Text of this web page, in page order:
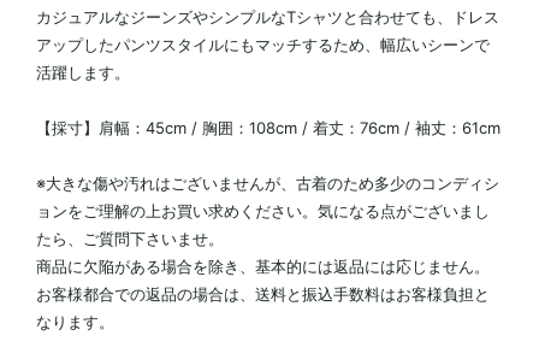
カジュアルなジーンズやシンプルなTシャツと合わせても、ドレス
アップしたパンツスタイルにもマッチするため、幅広いシーンで
活躍します。
【採寸】肩幅：45cm / 胸囲：108cm / 着丈：76cm / 袖丈：61cm
※大きな傷や汚れはございませんが、古着のため多少のコンディシ
ョンをご理解の上お買い求めください。気になる点がございまし
たら、ご質問下さいませ。
商品に欠陥がある場合を除き、基本的には返品には応じません。
お客様都合での返品の場合は、送料と振込手数料はお客様負担と
なります。